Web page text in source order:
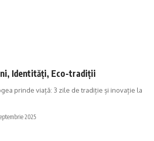
Identități, Eco-tradiții
viață: 3 zile de tradiție și inovație la
2025